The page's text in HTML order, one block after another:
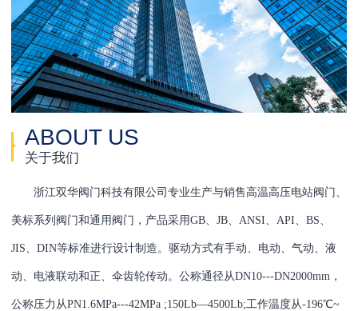
ABOUT US
关于我们
浙江双华阀门科技有限公司专业生产与销售高温高压电站阀门、
美标系列阀门和通用阀门，产品采用GB、JB、ANSI、API、BS、
JIS、DIN等标准进行设计制造。驱动方式有手动、电动、气动、液
动、电液联动和正、伞齿轮传动。公称通径从DN10---DN2000mm，
公称压力从PN1.6MPa---42MPa ;150Lb—4500Lb;工作温度从-196℃~